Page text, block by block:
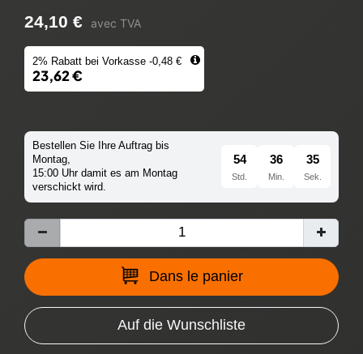
24,10 € avec TVA
2% Rabatt bei Vorkasse -0,48 €
23,62 €
Bestellen Sie Ihre Auftrag bis
Montag,
15:00 Uhr damit es am Montag
verschickt wird.
54
Std.
36
Min.
34
Sek.
Dans le panier
Auf die Wunschliste